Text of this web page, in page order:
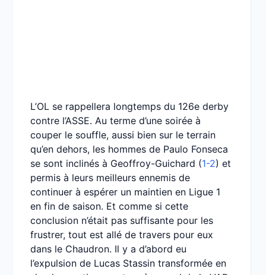
L’OL se rappellera longtemps du 126e derby
contre l’ASSE. Au terme d’une soirée à
couper le souffle, aussi bien sur le terrain
qu’en dehors, les hommes de Paulo Fonseca
se sont inclinés à Geoffroy-Guichard (1-2) et
permis à leurs meilleurs ennemis de
continuer à espérer un maintien en Ligue 1
en fin de saison. Et comme si cette
conclusion n’était pas suffisante pour les
frustrer, tout est allé de travers pour eux
dans le Chaudron. Il y a d’abord eu
l’expulsion de Lucas Stassin transformée en